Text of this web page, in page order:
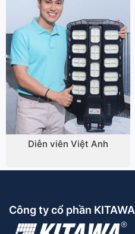
Diễn viên Việt Anh
Công ty cổ phần KITAWA